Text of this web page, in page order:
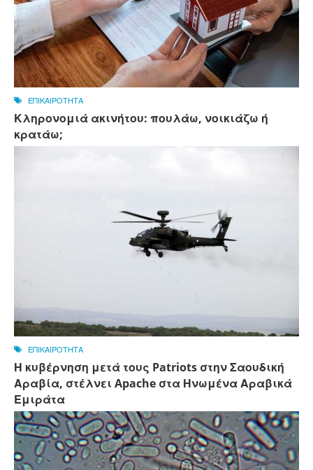
ΕΠΙΚΑΙΡΟΤΗΤΑ
Κληρονομιά ακινήτου: πουλάω, νοικιάζω ή
κρατάω;
ΕΠΙΚΑΙΡΟΤΗΤΑ
Η κυβέρνηση μετά τους Patriots στην Σαουδική
Αραβία, στέλνει Apache στα Ηνωμένα Αραβικά
Εμιράτα